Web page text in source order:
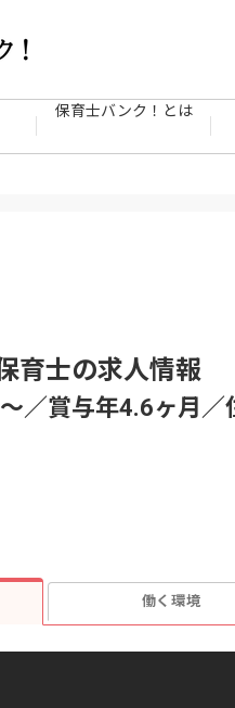
保育士バンク！とは
育士の求人情報
／賞与年4.6ヶ月
働く環境